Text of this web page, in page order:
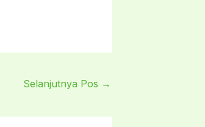
Selanjutnya Pos →